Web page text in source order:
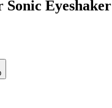
Eyeshaker